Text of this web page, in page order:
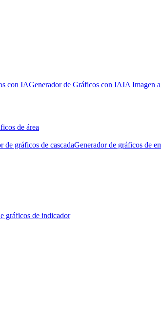
con IAGenerador de Gráficos con IAIA Imagen
de área
de gráficos de cascadaGenerador de gráficos de
gráficos de indicador